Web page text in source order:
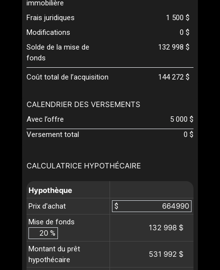
CALCULATRICE HYPOTHÉCAIRE
Hypothèque
Prix d'achat
$
Mise de fonds
%
132 998 $
Montant du prêt
hypothécaire
531 992 $
immobilière
Frais juridiques
1 500 $
Modifications
0 $
Solde de la mise de
fonds
132 998 $
Coût total de l’acquisition 144 272 $
CALENDRIER DES VERSEMENTS
Avec l’offre
5 000 $
Versement total
0 $